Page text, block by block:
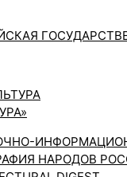
НАРОДОВ